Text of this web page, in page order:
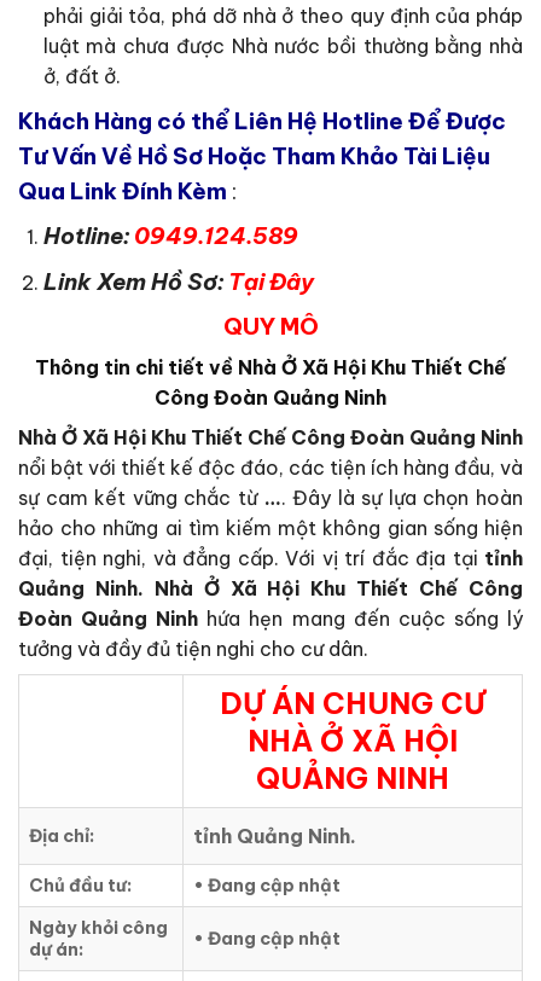
phải giải tỏa, phá dỡ nhà ở theo quy định của pháp
luật mà chưa được Nhà nước bồi thường bằng nhà
ở, đất ở.
Khách Hàng có thể Liên Hệ Hotline Để Được
Tư Vấn Về Hồ Sơ Hoặc Tham Khảo Tài Liệu
Qua Link Đính Kèm :
Hotline: 0949.124.589
Link Xem Hồ Sơ: Tại Đây
QUY MÔ
Thông tin chi tiết về Nhà Ở Xã Hội Khu Thiết Chế
Công Đoàn Quảng Ninh
Nhà Ở Xã Hội Khu Thiết Chế Công Đoàn Quảng Ninh
nổi bật với thiết kế độc đáo, các tiện ích hàng đầu, và
sự cam kết vững chắc từ …. Đây là sự lựa chọn hoàn
hảo cho những ai tìm kiếm một không gian sống hiện
đại, tiện nghi, và đẳng cấp. Với vị trí đắc địa tại tỉnh
Quảng Ninh. Nhà Ở Xã Hội Khu Thiết Chế Công
Đoàn Quảng Ninh hứa hẹn mang đến cuộc sống lý
tưởng và đầy đủ tiện nghi cho cư dân.
DỰ ÁN CHUNG CƯ
NHÀ Ở XÃ HỘI
QUẢNG NINH
Địa chỉ: tỉnh Quảng Ninh.
Chủ đầu tư:
• Đang cập nhật
Ngày khỏi công
dự án:
• Đang cập nhật